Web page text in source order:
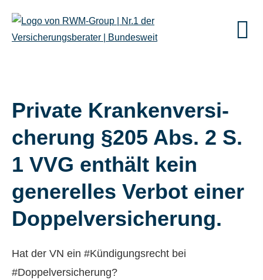
Private Kranken­ver­si­
che­rung §205 Abs. 2 S.
1 VVG enthält kein
generelles Verbot einer
Doppelversicherung.
Hat der VN ein #Kündigungsrecht bei
#Doppelversicherung?